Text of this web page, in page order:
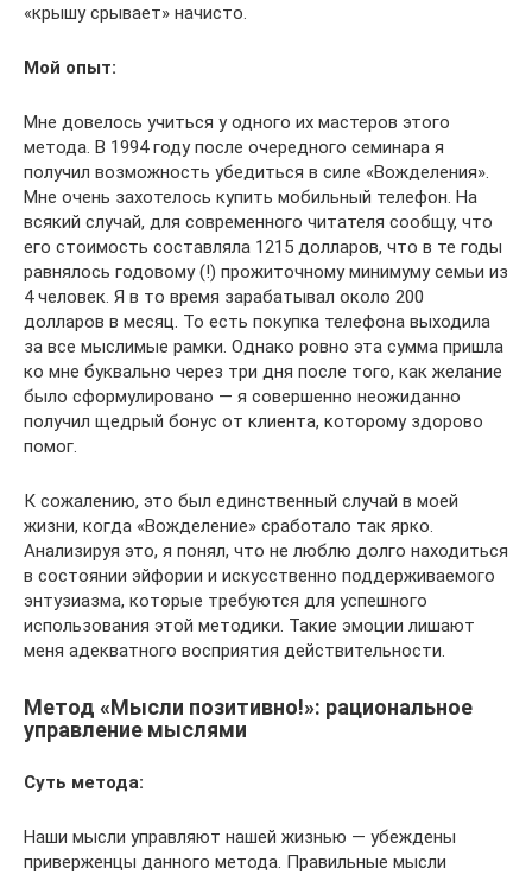
«крышу срывает» начисто.
Мой опыт:
Мне довелось учиться у одного их мастеров этого
метода. В 1994 году после очередного семинара я
получил возможность убедиться в силе «Вожделения».
Мне очень захотелось купить мобильный телефон. На
всякий случай, для современного читателя сообщу, что
его стоимость составляла 1215 долларов, что в те годы
равнялось годовому (!) прожиточному минимуму семьи из
4 человек. Я в то время зарабатывал около 200
долларов в месяц. То есть покупка телефона выходила
за все мыслимые рамки. Однако ровно эта сумма пришла
ко мне буквально через три дня после того, как желание
было сформулировано — я совершенно неожиданно
получил щедрый бонус от клиента, которому здорово
помог.
К сожалению, это был единственный случай в моей
жизни, когда «Вожделение» сработало так ярко.
Анализируя это, я понял, что не люблю долго находиться
в состоянии эйфории и искусственно поддерживаемого
энтузиазма, которые требуются для успешного
использования этой методики. Такие эмоции лишают
меня адекватного восприятия действительности.
Метод «Мысли позитивно!»: рациональное
управление мыслями
Суть метода:
Наши мысли управляют нашей жизнью — убеждены
приверженцы данного метода. Правильные мысли